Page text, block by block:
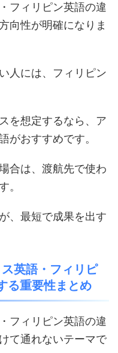
フィリピン英語の違
向性が明確になりま
人には、フィリピン
を想定するなら、ア
がおすすめです。
合は、渡航先で使わ
。
、最短で成果を出す
ス英語・フィリピ
る重要性まとめ
フィリピン英語の違
て通れないテーマで